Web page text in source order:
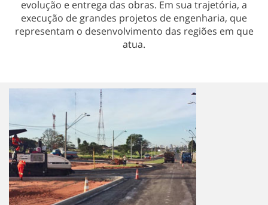
evolução e entrega das obras. Em sua trajetória, a
execução de grandes projetos de engenharia, que
representam o desenvolvimento das regiões em que
atua.